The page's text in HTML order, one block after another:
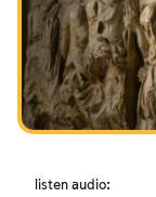
I digiuni
Hanukkah
Purìm
I digiuni
Hanukkah
Purìm
listen audio:
I digiuni
Hanukkah
Purìm